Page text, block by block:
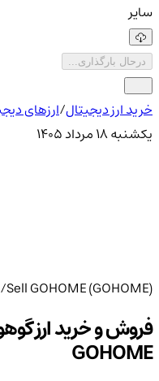
سایر
درحال بارگذاری...
خرید ارز دیجیتال/ارزهای
یکشنبه ۱۸ مرداد ۱۴۰۵
GOHOME (GOHOME)
فروش و خرید ارز
GOHOME